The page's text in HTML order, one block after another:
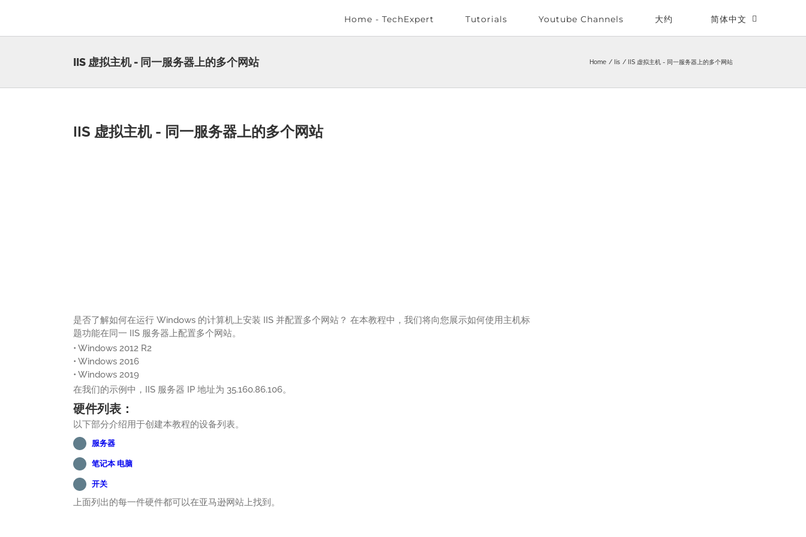
Home - TechExpert Tutorials Youtube Channels 大约 简体中文
IIS 虚拟主机 - 同一服务器上的多个网站 Home Iis IIS 虚拟主机 - 同一服务器上的多个网站
IIS 虚拟主机 - 同一服务器上的多个网站
是否了解如何在运行 Windows 的计算机上安装 IIS 并配置多个网站？ 在本教程中，我们将向您展示如何使用主机标
题功能在同一 IIS 服务器上配置多个网站。
• Windows 2012 R2
• Windows 2016
• Windows 2019
在我们的示例中，IIS 服务器 IP 地址为 35.160.86.106。
硬件列表：
以下部分介绍用于创建本教程的设备列表。
服务器
笔记本 电脑
开关
上面列出的每一件硬件都可以在亚马逊网站上找到。